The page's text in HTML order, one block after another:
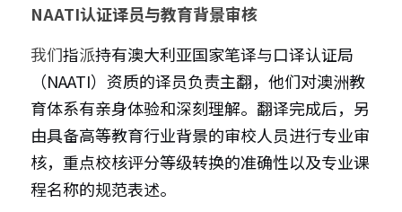
NAATI认证译员与教育背景审核
我们指派持有澳大利亚国家笔译与口译认证局
（NAATI）资质的译员负责主翻，他们对澳洲教
育体系有亲身体验和深刻理解。翻译完成后，另
由具备高等教育行业背景的审校人员进行专业审
核，重点校核评分等级转换的准确性以及专业课
程名称的规范表述。